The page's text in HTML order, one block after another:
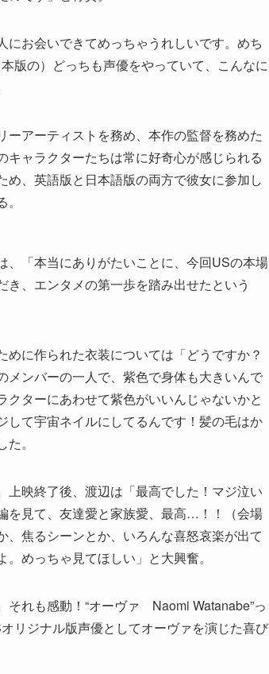
お会いできてめっちゃうれしいです。めち
版の）どっちも声優をやっていて、こんなに
アーティストを務め、本作の監督を務めた
ャラクターたちは常に好奇心が感じられる
、英語版と日本語版の両方で彼女に参加し
「本当にありがたいことに、今回USの本場
、エンタメの第一歩を踏み出せたという
に作られた衣装については「どうですか？
ンバーの一人で、紫色で身体も大きいんで
ターにあわせて紫色がいいんじゃないかと
て宇宙ネイルにしてるんです！髪の毛はか
。
映終了後、渡辺は「最高でした！マジ泣い
を見て、友達愛と家族愛、最高…！！（会場
焦るシーンとか、いろんな喜怒哀楽が出て
めっちゃ見てほしい」と大興奮。
それも感動！“オーヴァ Naomi Watanabe”っ
リジナル版声優としてオーヴァを演じた喜び